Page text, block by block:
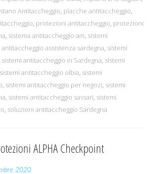
Antitaccheggio, placche antitaccheggio,
, protezioni antitaccheggio, protezioni
, sistema antitaccheggio am, sistemi
antitaccheggio assistenza sardegna, sistemi
sistemi antitaccheggio in Sardegna, sistemi
sistemi antitaccheggio olbia, sistemi
, sistemi antitaccheggio per negozi, sistemi
, sistemi antitaccheggio sassari, sistemi
, soluzioni antitaccheggio Sardegna
ALPHA Checkpoint
2020